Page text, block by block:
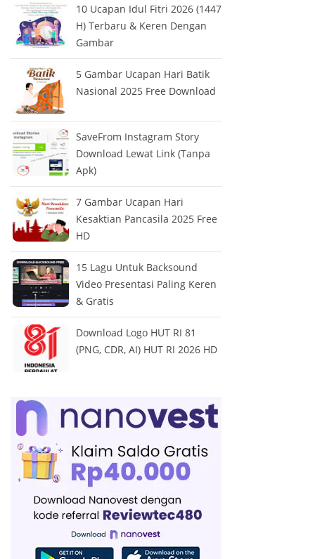
10 Ucapan Idul Fitri 2026 (1447
H) Terbaru & Keren Dengan
Gambar
5 Gambar Ucapan Hari Batik
Nasional 2025 Free Download
SaveFrom Instagram Story
Download Lewat Link (Tanpa
Apk)
7 Gambar Ucapan Hari
Kesaktian Pancasila 2025 Free
HD
15 Lagu Untuk Backsound
Video Presentasi Paling Keren
& Gratis
Download Logo HUT RI 81
(PNG, CDR, AI) HUT RI 2026 HD